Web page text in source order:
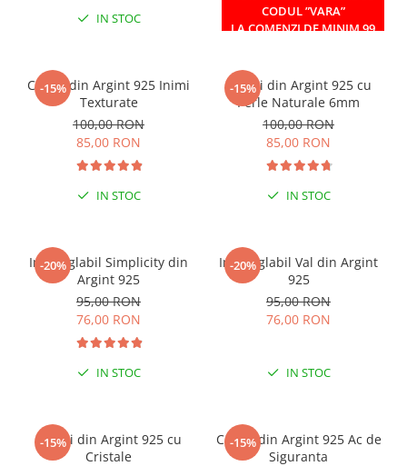
IN STOC
CODUL ”VARA”
LA COMENZI DE MINIM 99
IN STOC
-15%
Cercei din Argint 925 Inimi
Texturate
100,00 RON
85,00 RON
IN STOC
-15%
Cercei din Argint 925 cu
Perle Naturale 6mm
100,00 RON
85,00 RON
IN STOC
-20%
Inel reglabil Simplicity din
Argint 925
95,00 RON
76,00 RON
IN STOC
-20%
Inel reglabil Val din Argint
925
95,00 RON
76,00 RON
IN STOC
-15%
Cercei din Argint 925 cu
Cristale
-15%
Cercei din Argint 925 Ac de
Siguranta